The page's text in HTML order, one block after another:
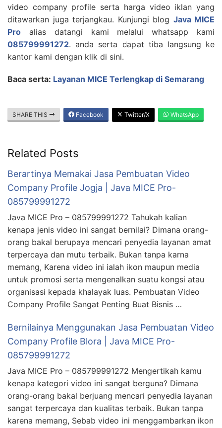
video company profile serta harga video iklan yang
ditawarkan juga terjangkau. Kunjungi blog Java MICE
Pro alias datangi kami melalui whatsapp kami
085799991272. anda serta dapat tiba langsung ke
kantor kami dengan klik di sini.
Baca serta: Layanan MICE Terlengkap di Semarang
SHARE THIS Facebook Twitter/X WhatsApp
Related Posts
Berartinya Memakai Jasa Pembuatan Video
Company Profile Jogja | Java MICE Pro-
085799991272
Java MICE Pro – 085799991272 Tahukah kalian
kenapa jenis video ini sangat bernilai? Dimana orang-
orang bakal berupaya mencari penyedia layanan amat
terpercaya dan mutu terbaik. Bukan tanpa karna
memang, Karena video ini ialah ikon maupun media
untuk promosi serta mengenalkan suatu kongsi atau
organisasi kepada khalayak luas. Pembuatan Video
Company Profile Sangat Penting Buat Bisnis …
Bernilainya Menggunakan Jasa Pembuatan Video
Company Profile Blora | Java MICE Pro-
085799991272
Java MICE Pro – 085799991272 Mengertikah kamu
kenapa kategori video ini sangat berguna? Dimana
orang-orang bakal berjuang mencari penyedia layanan
sangat terpercaya dan kualitas terbaik. Bukan tanpa
karena memang, Sebab video ini menggambarkan ikon